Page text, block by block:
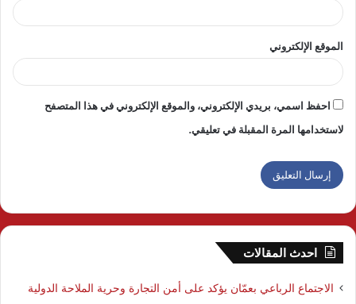
الموقع الإلكتروني
احفظ اسمي، بريدي الإلكتروني، والموقع الإلكتروني في هذا المتصفح
لاستخدامها المرة المقبلة في تعليقي.
احدث المقالات
الاجتماع الرباعي بعمّان يؤكد على أمن التجارة وحرية الملاحة الدولية